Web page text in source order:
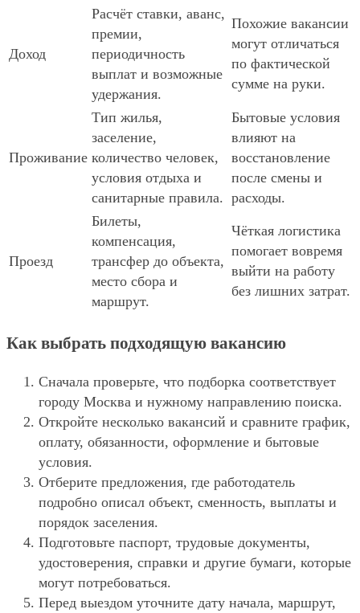
Доход
Расчёт ставки, аванс,
премии,
периодичность
выплат и возможные
удержания.
Похожие вакансии
могут отличаться
по фактической
сумме на руки.
Проживание
Тип жилья,
заселение,
количество человек,
условия отдыха и
санитарные правила.
Бытовые условия
влияют на
восстановление
после смены и
расходы.
Проезд
Билеты,
компенсация,
трансфер до объекта,
место сбора и
маршрут.
Чёткая логистика
помогает вовремя
выйти на работу
без лишних затрат.
Как выбрать подходящую вакансию
Сначала проверьте, что подборка соответствует
городу Москва и нужному направлению поиска.
Откройте несколько вакансий и сравните график,
оплату, обязанности, оформление и бытовые
условия.
Отберите предложения, где работодатель
подробно описал объект, сменность, выплаты и
порядок заселения.
Подготовьте паспорт, трудовые документы,
удостоверения, справки и другие бумаги, которые
могут потребоваться.
Перед выездом уточните дату начала, маршрут,